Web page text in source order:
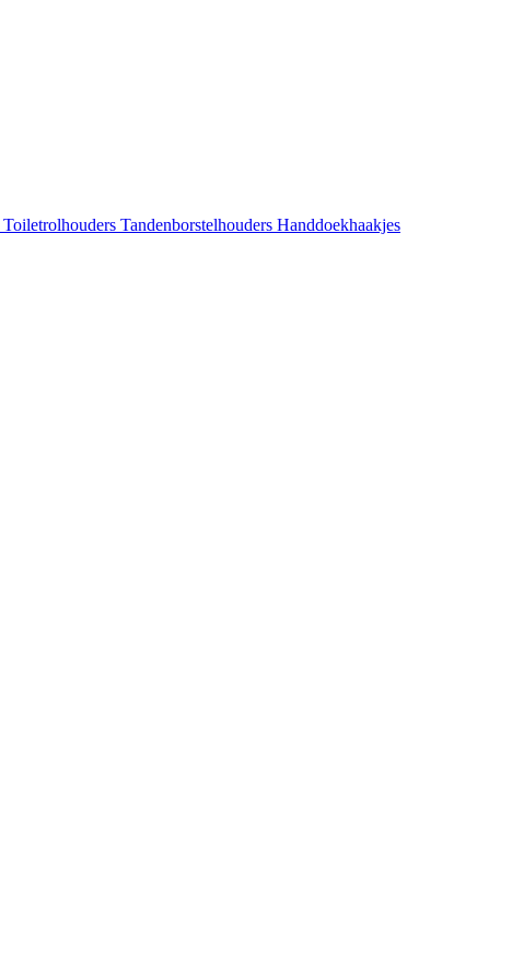
Toiletrolhouders Tandenborstelhouders Handdoekhaakjes